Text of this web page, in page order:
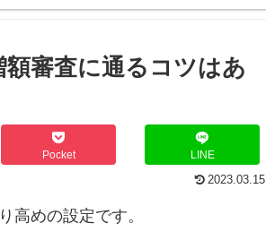
審査に通るコツはあ
Pocket LINE
2023.03.15
高めの設定です。